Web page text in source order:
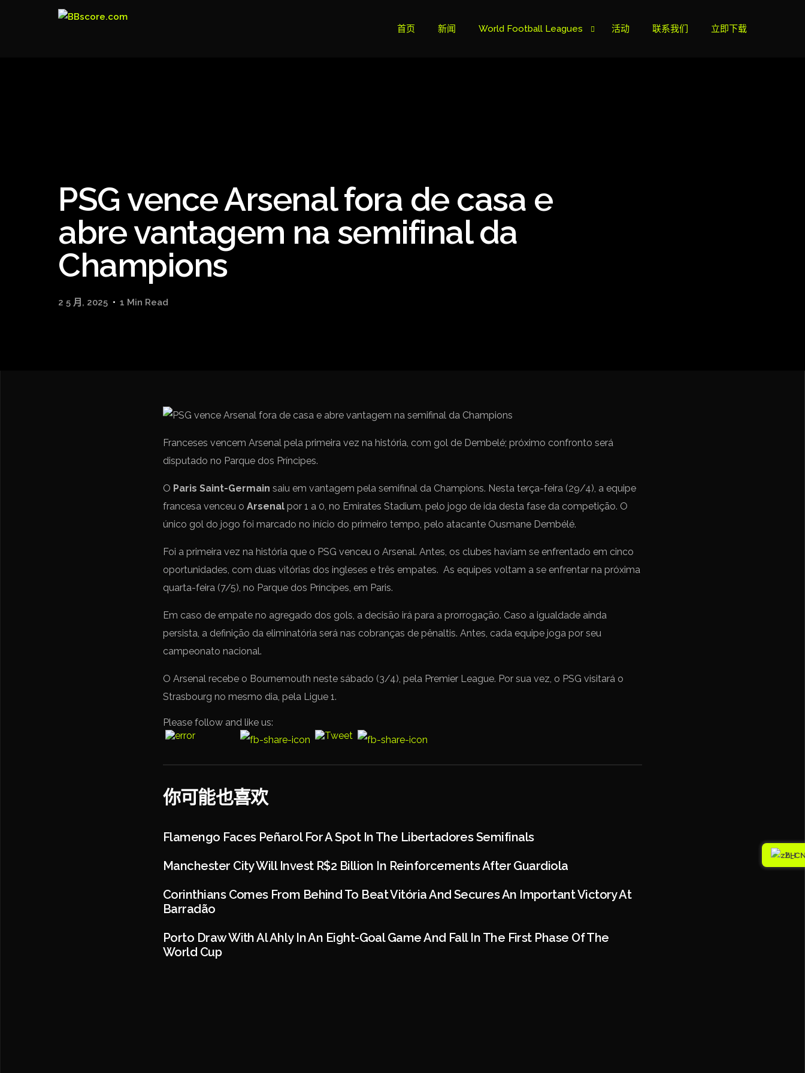
首页 新闻 World Football Leagues
Ligue 1
Primeira Liga
活动 联系我们 立即下载
PSG vence Arsenal fora de casa e
abre vantagem na semifinal da
Champions
2 5 月, 2025 1 Min Read
Franceses vencem Arsenal pela primeira vez na história, com gol de Dembelé; próximo confronto será
disputado no Parque dos Príncipes.
O Paris Saint-Germain saiu em vantagem pela semifinal da Champions. Nesta terça-feira (29/4), a equipe
francesa venceu o Arsenal por 1 a 0, no Emirates Stadium, pelo jogo de ida desta fase da competição. O
único gol do jogo foi marcado no início do primeiro tempo, pelo atacante Ousmane Dembélé.
Foi a primeira vez na história que o PSG venceu o Arsenal. Antes, os clubes haviam se enfrentado em cinco
oportunidades, com duas vitórias dos ingleses e três empates. As equipes voltam a se enfrentar na próxima
quarta-feira (7/5), no Parque dos Príncipes, em Paris.
Em caso de empate no agregado dos gols, a decisão irá para a prorrogação. Caso a igualdade ainda
persista, a definição da eliminatória será nas cobranças de pênaltis. Antes, cada equipe joga por seu
campeonato nacional.
O Arsenal recebe o Bournemouth neste sábado (3/4), pela Premier League. Por sua vez, o PSG visitará o
Strasbourg no mesmo dia, pela Ligue 1.
Please follow and like us:
你可能也喜欢
Flamengo Faces Peñarol For A Spot In The Libertadores Semifinals
Manchester City Will Invest R$2 Billion In Reinforcements After Guardiola
Corinthians Comes From Behind To Beat Vitória And Secures An Important Victory At
Barradão
Porto Draw With Al Ahly In An Eight-Goal Game And Fall In The First Phase Of The
World Cup
ZH